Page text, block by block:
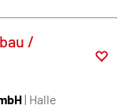
/
| Halle